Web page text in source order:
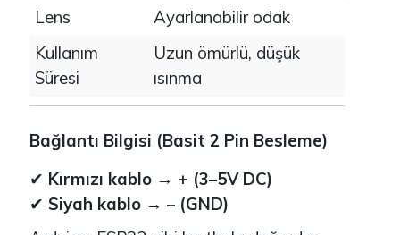
Lens
Ayarlanabilir odak
Kullanım
Süresi
Uzun ömürlü, düşük
ısınma
Bağlantı Bilgisi (Basit 2 Pin Besleme)
✔ Kırmızı kablo → + (3–5V DC)
✔ Siyah kablo → – (GND)